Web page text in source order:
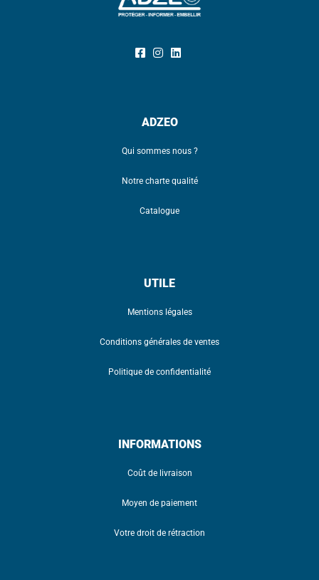
ADZEO
Qui sommes nous ?
Notre charte qualité
Catalogue
UTILE
Mentions légales
Conditions générales de ventes
Politique de confidentialité
INFORMATIONS
Coût de livraison
Moyen de paiement
Votre droit de rétraction